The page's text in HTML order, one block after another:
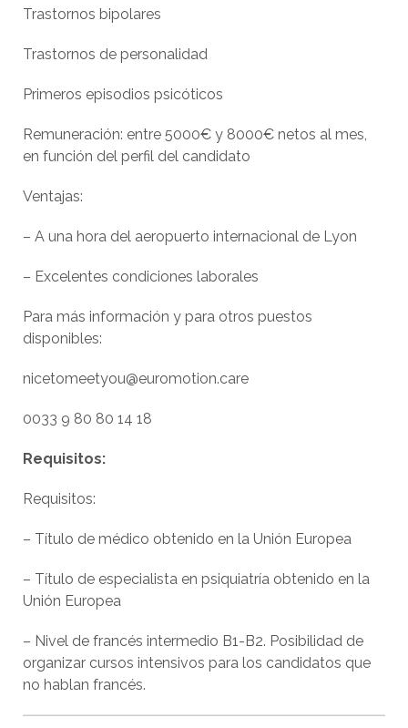
Trastornos bipolares
Trastornos de personalidad
Primeros episodios psicóticos
Remuneración: entre 5000€ y 8000€ netos al mes,
en función del perfil del candidato
Ventajas:
– A una hora del aeropuerto internacional de Lyon
– Excelentes condiciones laborales
Para más información y para otros puestos
disponibles:
nicetomeetyou@euromotion.care
0033 9 80 80 14 18
Requisitos:
Requisitos:
– Título de médico obtenido en la Unión Europea
– Título de especialista en psiquiatría obtenido en la
Unión Europea
– Nivel de francés intermedio B1-B2. Posibilidad de
organizar cursos intensivos para los candidatos que
no hablan francés.